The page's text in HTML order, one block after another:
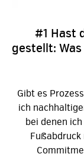
#1 Hast
gestellt:
Gibt es
ich
bei denen